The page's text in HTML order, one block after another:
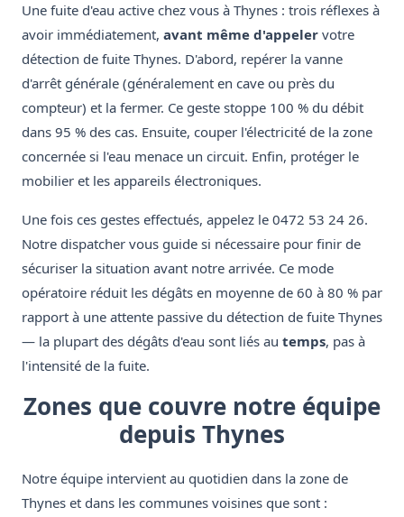
Une fuite d'eau active chez vous à Thynes : trois réflexes à
avoir immédiatement, avant même d'appeler votre
détection de fuite Thynes. D'abord, repérer la vanne
d'arrêt générale (généralement en cave ou près du
compteur) et la fermer. Ce geste stoppe 100 % du débit
dans 95 % des cas. Ensuite, couper l'électricité de la zone
concernée si l'eau menace un circuit. Enfin, protéger le
mobilier et les appareils électroniques.
Une fois ces gestes effectués, appelez le 0472 53 24 26.
Notre dispatcher vous guide si nécessaire pour finir de
sécuriser la situation avant notre arrivée. Ce mode
opératoire réduit les dégâts en moyenne de 60 à 80 % par
rapport à une attente passive du détection de fuite Thynes
— la plupart des dégâts d'eau sont liés au temps, pas à
l'intensité de la fuite.
Zones que couvre notre équipe
depuis Thynes
Notre équipe intervient au quotidien dans la zone de
Thynes et dans les communes voisines que sont :